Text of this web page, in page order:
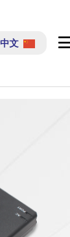
中文